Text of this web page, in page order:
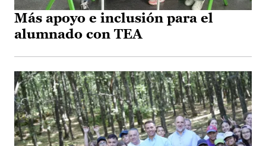
Más apoyo e inclusión para el
alumnado con TEA